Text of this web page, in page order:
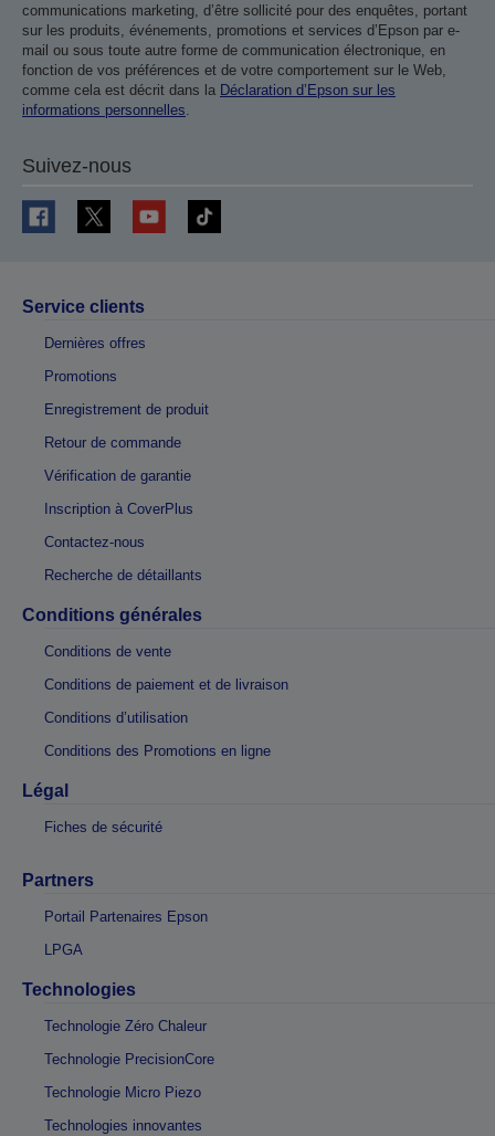
communications marketing, d’être sollicité pour des enquêtes, portant
sur les produits, événements, promotions et services d’Epson par e-
mail ou sous toute autre forme de communication électronique, en
fonction de vos préférences et de votre comportement sur le Web,
comme cela est décrit dans la Déclaration d’Epson sur les
informations personnelles
Suivez-nous
Service clients
Dernières offres
Promotions
Enregistrement de produit
Retour de commande
Vérification de garantie
Inscription à CoverPlus
Contactez-nous
Recherche de détaillants
Conditions générales
Conditions de vente
Conditions de paiement et de livraison
Conditions d’utilisation
Conditions des Promotions en ligne
Légal
Fiches de sécurité
Partners
Portail Partenaires Epson
LPGA
Technologies
Technologie Zéro Chaleur
Technologie PrecisionCore
Technologie Micro Piezo
Technologies innovantes